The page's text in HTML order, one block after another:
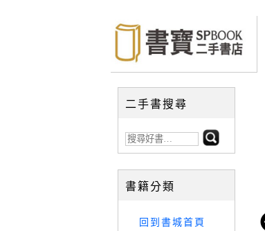
二手書搜尋
書籍分類
回到書城首頁